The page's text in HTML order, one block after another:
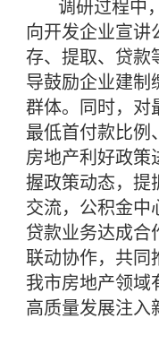
调研过程中，
向开发企业宣讲
存、提取、贷款
导鼓励企业建制
群体。同时，对
最低首付款比例
房地产利好政策
握政策动态，提
交流，公积金中
贷款业务达成合
联动协作，共同
我市房地产领域
高质量发展注入